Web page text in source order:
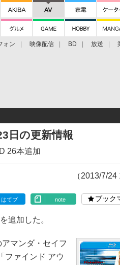
ォン 映像配信 BD 放送
日の更新情報
26本追加
（2013/7/24
はてブ note ブック
追加した。
マンダ・セイフ
ファインド アウ